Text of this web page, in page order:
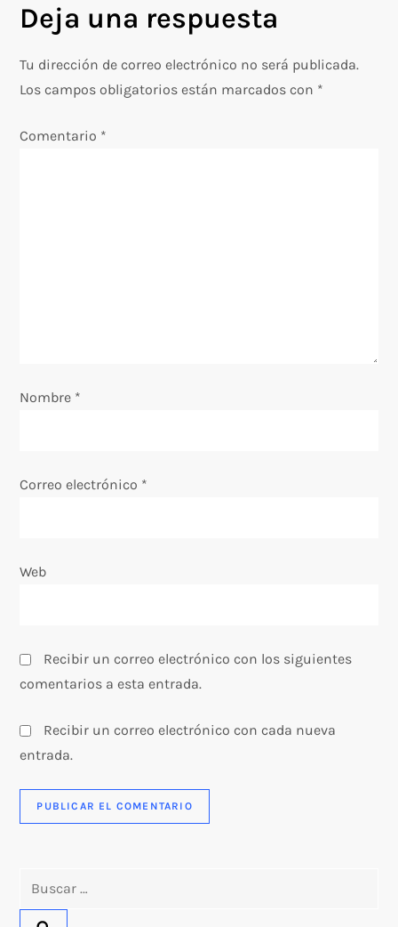
g
a
n
r
d
s
Deja una respuesta
Tu dirección de correo electrónico no será publicada.
Los campos obligatorios están marcados con *
Comentario *
Nombre *
Correo electrónico *
Web
Recibir un correo electrónico con los siguientes
comentarios a esta entrada.
Recibir un correo electrónico con cada nueva
entrada.